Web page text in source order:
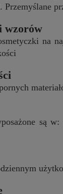
wzorów
na
są